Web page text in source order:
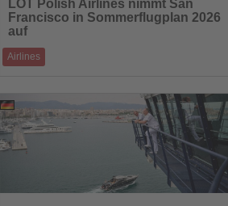
die
Nachrichten
LOT Polish Airlines nimmt San
Francisco in Sommerflugplan 2026
auf
Airlines
Warschau an die US-Westküste – siebt